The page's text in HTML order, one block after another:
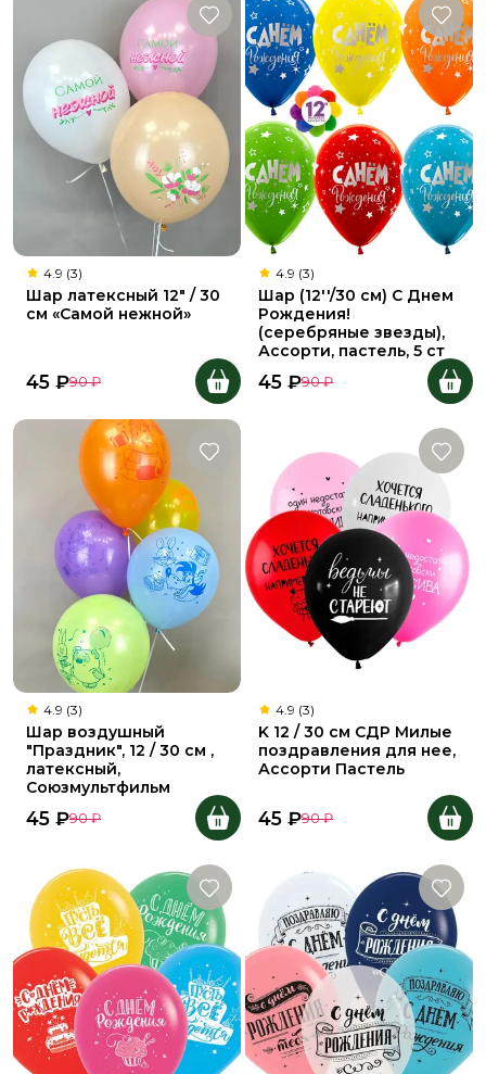
4.9 (3)
Шар латексный 12" / 30
см «Самой нежной»
45 ₽90 ₽
4.9 (3)
Шар (12''/30 см) С Днем
Рождения!
(серебряные звезды),
Ассорти, пастель, 5 ст
45 ₽90 ₽
4.9 (3)
Шар воздушный
"Праздник", 12 / 30 см ,
латексный,
Союзмультфильм
45 ₽90 ₽
4.9 (3)
K 12 / 30 см СДР Милые
поздравления для нее,
Ассорти Пастель
45 ₽90 ₽